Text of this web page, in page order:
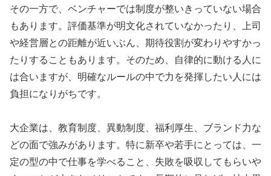
その一方で、ベンチャーでは制度が整いきっていない場合
もあります。評価基準が明文化されていなかったり、上司
や経営層との距離が近いぶん、期待役割が変わりやすかっ
たりすることもあります。そのため、自律的に動ける人に
は合いますが、明確なルールの中で力を発揮したい人には
負担になりがちです。
大企業は、教育制度、異動制度、福利厚生、ブランド力な
どの面で強みがあります。特に新卒や若手にとっては、一
定の型の中で仕事を学べること、失敗を吸収してもらいや